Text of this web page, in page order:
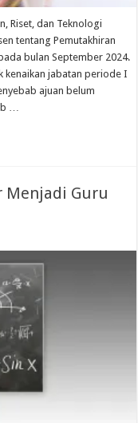
Riset, dan Teknologi
tentang Pemutakhiran
bulan September 2024.
kenaikan jabatan periode I
ajuan belum
…
Menjadi Guru